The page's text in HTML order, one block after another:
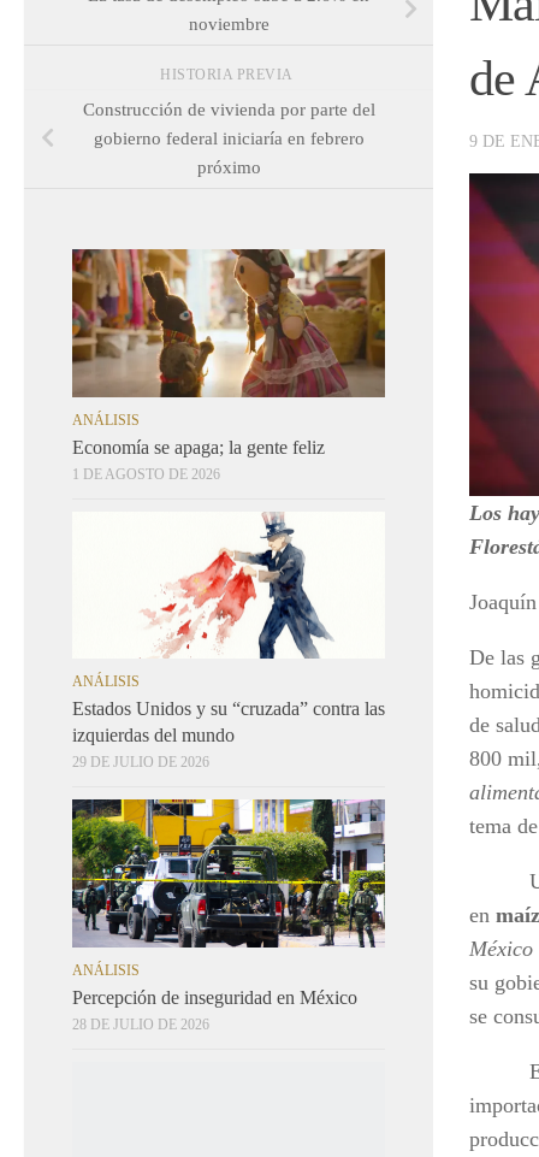
de
9 DE
Los
De las
de
800
tema
Una
en
México
su
se
En el
noviembre
HISTORIA PREVIA
Construcción de vivienda por parte del
gobierno federal iniciaría en febrero
próximo
ANÁLISIS
Economía se apaga; la gente feliz
1 DE AGOSTO DE 2026
ANÁLISIS
Estados Unidos y su “cruzada” contra las
izquierdas del mundo
29 DE JULIO DE 2026
ANÁLISIS
Percepción de inseguridad en México
28 DE JULIO DE 2026